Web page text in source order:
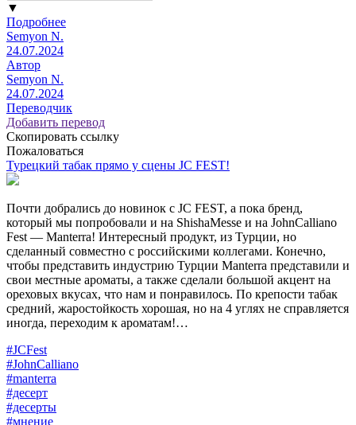
▼
Подробнее
Semyon N.
24.07.2024
Автор
Semyon N.
24.07.2024
Переводчик
Добавить перевод
Скопировать ссылку
Пожаловаться
Турецкий табак прямо у сцены JC FEST!
Почти добрались до новинок c JC FEST, а пока бренд,
который мы попробовали и на ShishaMesse и на JohnCalliano
Fest — Manterra! Интересный продукт, из Турции, но
сделанный совместно с российскими коллегами. Конечно,
чтобы представить индустрию Турции Manterra представили и
свои местные ароматы, а также сделали большой акцент на
ореховых вкусах, что нам и понравилось. По крепости табак
средний, жаростойкость хорошая, но на 4 углях не справляется
иногда, переходим к ароматам!…
#JCFest
#JohnCalliano
#manterra
#десерт
#десерты
#мнение